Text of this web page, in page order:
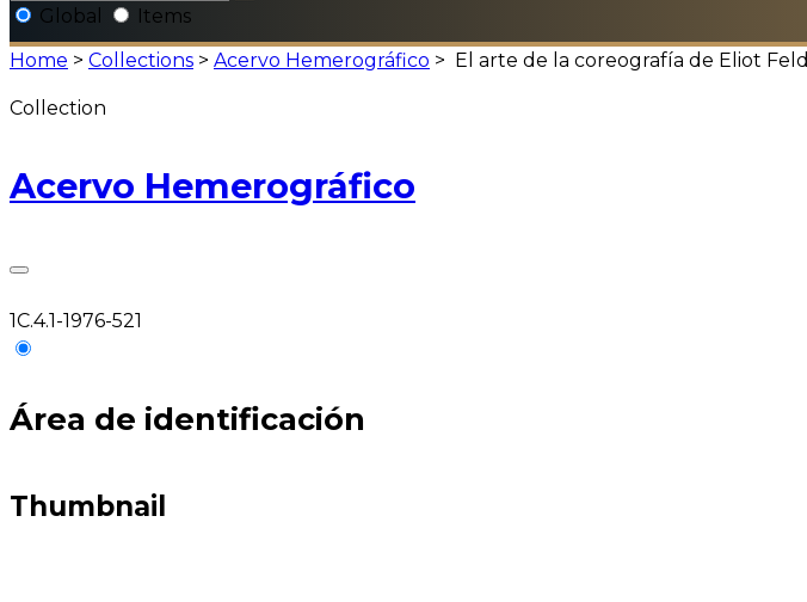
Global
Items
Home > Collections > Acervo Hemerográfico > El arte de la coreografía de Eliot Feld
Collection
Acervo Hemerográfico
1C.4.1-1976-521
Área de identificación
Thumbnail